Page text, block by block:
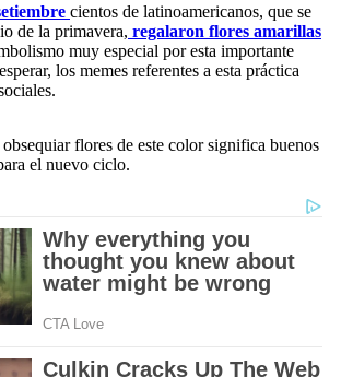
cientos de latinoamericanos, que se
de la primavera, regalaron flores amarillas
muy especial por esta importante
los memes referentes a esta práctica
flores de este color significa buenos
el nuevo ciclo.